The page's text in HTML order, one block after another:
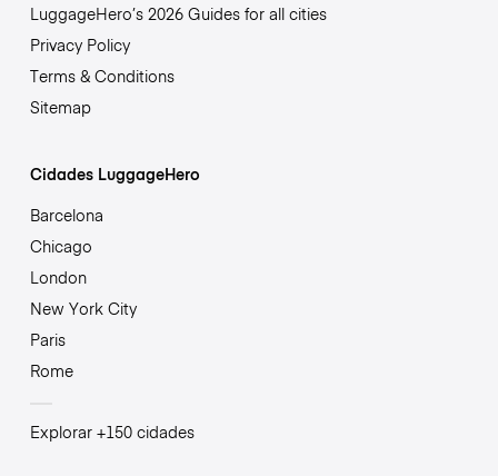
LuggageHero’s 2026 Guides for all cities
Privacy Policy
Terms & Conditions
Sitemap
Cidades LuggageHero
Barcelona
Chicago
London
New York City
Paris
Rome
Explorar +150 cidades